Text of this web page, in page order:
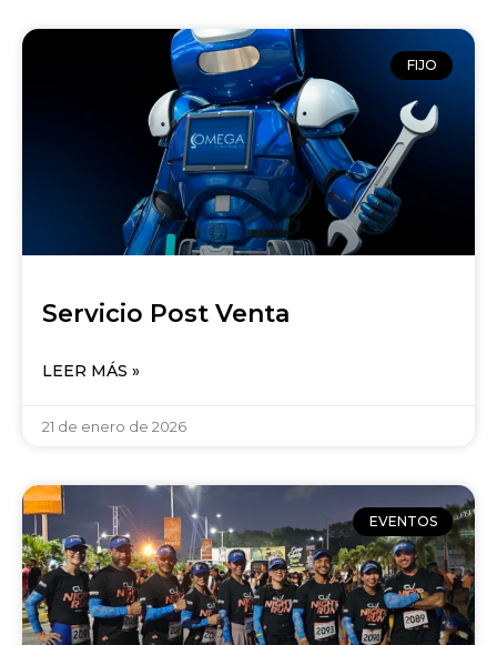
FIJO
Servicio Post Venta
LEER MÁS »
21 de enero de 2026
EVENTOS